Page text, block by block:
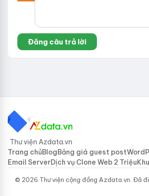
Thư viện Azdata.vn
Trang chủBlogBảng giá guest post
Email ServerDịch vụ Clone Web 2 Triệu
© 2026 Thư viện cộng đồng Azdata.vn. Đã